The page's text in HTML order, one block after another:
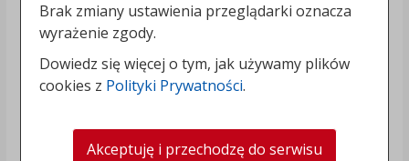
Brak zmiany ustawienia przeglądarki oznacza
wyrażenie zgody.
Dowiedz się więcej o tym, jak używamy plików
cookies z Polityki Prywatności.
Akceptuję i przechodzę do serwisu